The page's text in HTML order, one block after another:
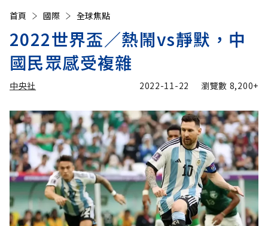
首頁 國際 全球焦點
2022世界盃／熱鬧vs靜默，中
國民眾感受複雜
中央社 2022-11-22 瀏覽數 8,200+